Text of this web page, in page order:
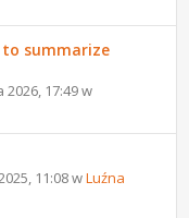
summarize
2026, 17:49 w
11:08 wLuźna